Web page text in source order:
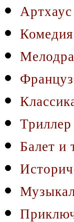
Комедия
Триллер
Балет и